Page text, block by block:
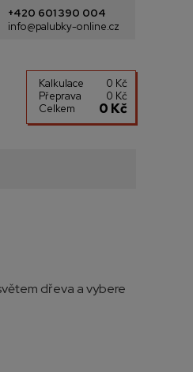
+420 601 390 004
info@palubky-online.cz
Kalkulace
0 Kč
Přeprava
0 Kč
Celkem
0 Kč
dřeva a vybere